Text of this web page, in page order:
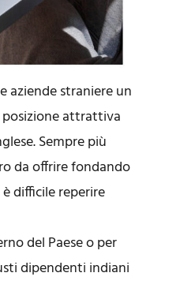
aziende straniere un
posizione attrattiva
Sempre più
da offrire fondando
difficile reperire
del Paese o per
dipendenti indiani